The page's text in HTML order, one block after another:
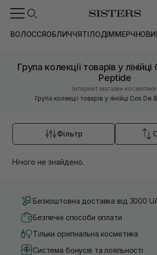
ВОЛОССЯОБЛИЧЧЯТІЛОДІММЕРЧ
Група колекції товарів у
Peptide
Інтернет магазин косметики
Група колекції товарів у лінійці Cos
Фільтр
Нічого не знайдено.
Безкоштовна доставка від 3000
Безпечні способи оплати
Тільки оригінальна косметика
Система бонусів та лояльності